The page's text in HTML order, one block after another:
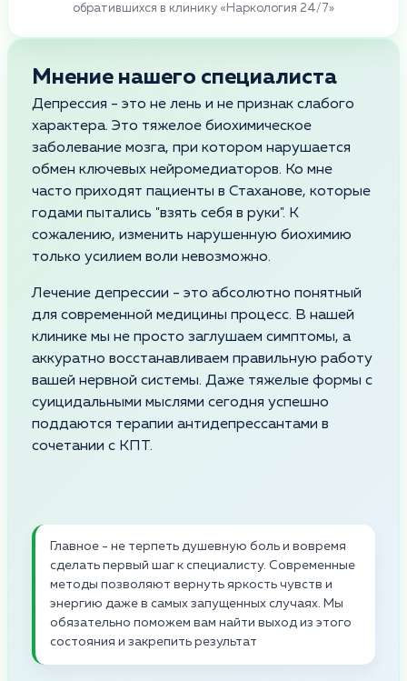
обратившихся в клинику «Наркология 24/7»
Мнение нашего специалиста
Депрессия - это не лень и не признак слабого
характера. Это тяжелое биохимическое
заболевание мозга, при котором нарушается
обмен ключевых нейромедиаторов. Ко мне
часто приходят пациенты в Стаханове, которые
годами пытались "взять себя в руки". К
сожалению, изменить нарушенную биохимию
только усилием воли невозможно.
Лечение депрессии - это абсолютно понятный
для современной медицины процесс. В нашей
клинике мы не просто заглушаем симптомы, а
аккуратно восстанавливаем правильную работу
вашей нервной системы. Даже тяжелые формы с
суицидальными мыслями сегодня успешно
поддаются терапии антидепрессантами в
сочетании с КПТ.
Главное - не терпеть душевную боль и вовремя
сделать первый шаг к специалисту. Современные
методы позволяют вернуть яркость чувств и
энергию даже в самых запущенных случаях. Мы
обязательно поможем вам найти выход из этого
состояния и закрепить результат